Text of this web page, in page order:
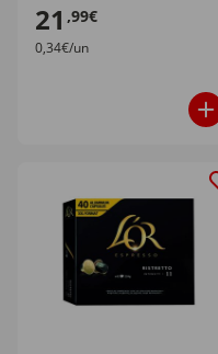
21 ,99€
0,34€/un